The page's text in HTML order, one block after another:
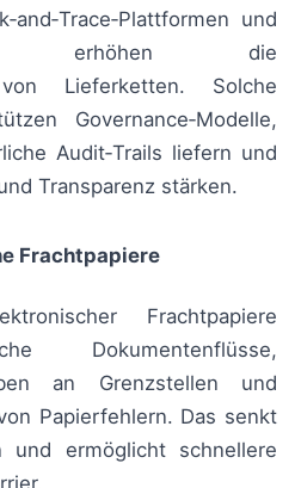
und
erhöhen die
von Lieferketten. Solche
Governance‑Modelle,
Audit‑Trails liefern und
Transparenz stärken.
Frachtpapiere
Frachtpapiere
Dokumentenflüsse,
an Grenzstellen und
Papierfehlern. Das senkt
und ermöglicht schnellere